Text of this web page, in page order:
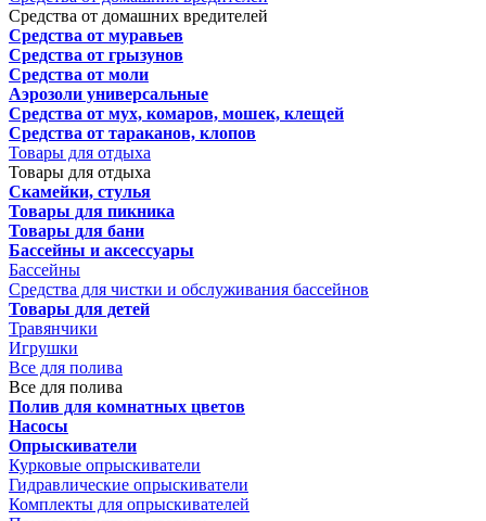
Средства от домашних вредителей
Средства от муравьев
Средства от грызунов
Средства от моли
Аэрозоли универсальные
Средства от мух, комаров, мошек, клещей
Средства от тараканов, клопов
Товары для отдыха
Товары для отдыха
Скамейки, стулья
Товары для пикника
Товары для бани
Бассейны и аксессуары
Бассейны
Средства для чистки и обслуживания бассейнов
Товары для детей
Травянчики
Игрушки
Все для полива
Все для полива
Полив для комнатных цветов
Насосы
Опрыскиватели
Курковые опрыскиватели
Гидравлические опрыскиватели
Комплекты для опрыскивателей